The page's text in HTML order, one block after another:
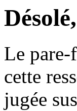
Le pare-
cette
jugée